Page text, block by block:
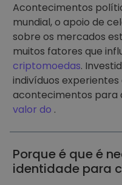
Acontecimentos
mundial, o apoio de
sobre os mercados
muitos fatores que
criptomoedas.
indivíduos
acontecimentos para
valor do .
Porque é que é
identidade para